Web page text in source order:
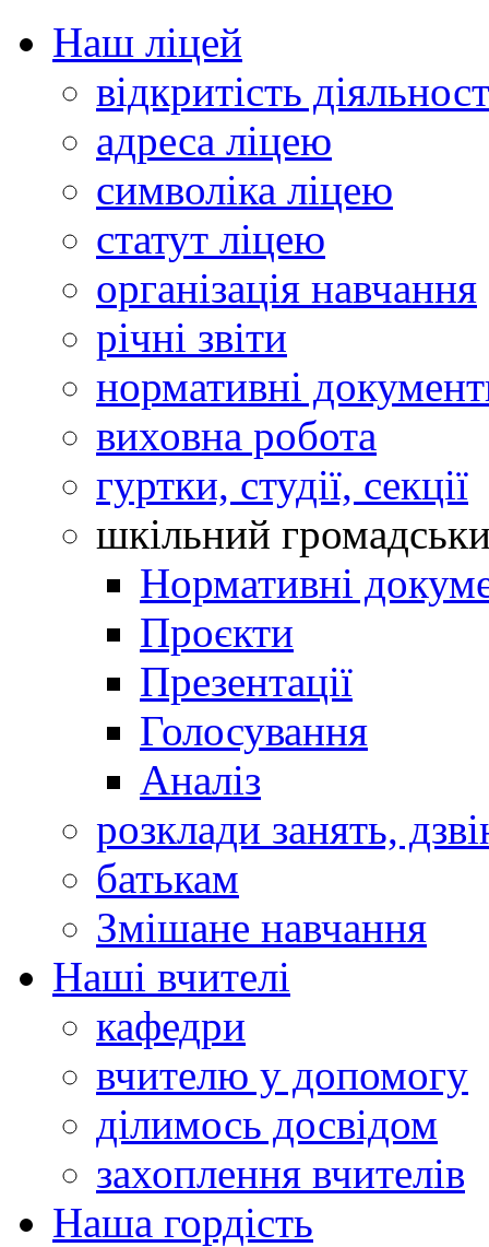
Наш ліцей
відкритість
адреса ліцею
символіка ліцею
статут ліцею
організація навчання
річні звіти
нормативні
виховна робота
гуртки, студії, секції
шкільний
Нормативні
Проєкти
Презентації
Голосування
Аналіз
розклади занять,
батькам
Змішане навчання
Наші вчителі
кафедри
вчителю у допомогу
ділимось досвідом
захоплення вчителів
Наша гордість